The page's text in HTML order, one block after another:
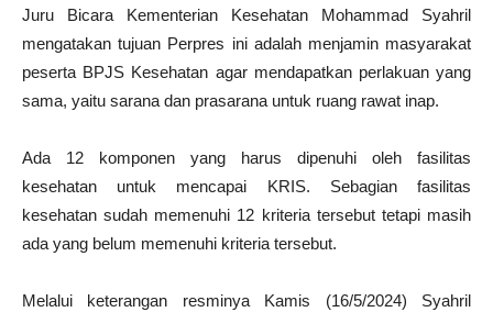
Juru Bicara Kementerian Kesehatan Mohammad Syahril
mengatakan tujuan Perpres ini adalah menjamin masyarakat
peserta BPJS Kesehatan agar mendapatkan perlakuan yang
sama, yaitu sarana dan prasarana untuk ruang rawat inap.
Ada 12 komponen yang harus dipenuhi oleh fasilitas
kesehatan untuk mencapai KRIS. Sebagian fasilitas
kesehatan sudah memenuhi 12 kriteria tersebut tetapi masih
ada yang belum memenuhi kriteria tersebut.
Melalui keterangan resminya Kamis (16/5/2024) Syahril